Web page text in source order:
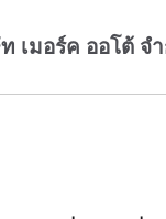
เมอร์ค ออโต้ จ